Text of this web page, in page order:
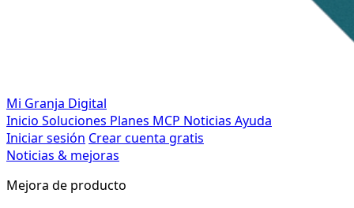
Mi Granja Digital
Inicio Soluciones Planes MCP Noticias Ayuda
Iniciar sesión Crear cuenta gratis
Noticias & mejoras
Mejora de producto